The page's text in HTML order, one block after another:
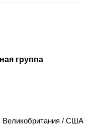
группа
Великобритания / США